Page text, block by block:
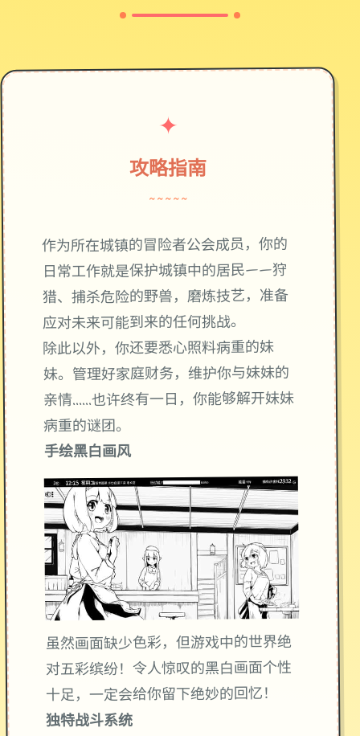
✦
攻略指南
~~~~~
作为所在城镇的冒险者公会成员，你的
日常工作就是保护城镇中的居民——狩
猎、捕杀危险的野兽，磨炼技艺，准备
应对未来可能到来的任何挑战。
除此以外，你还要悉心照料病重的妹
妹。管理好家庭财务，维护你与妹妹的
亲情……也许终有一日，你能够解开妹妹
病重的谜团。
手绘黑白画风
虽然画面缺少色彩，但游戏中的世界绝
对五彩缤纷！令人惊叹的黑白画面个性
十足，一定会给你留下绝妙的回忆！
独特战斗系统